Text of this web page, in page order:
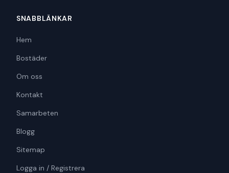
SNABBLÄNKAR
Hem
Bostäder
Om oss
Kontakt
Samarbeten
Blogg
Sitemap
Logga in / Registrera